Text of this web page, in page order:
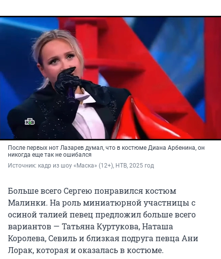
После первых нот Лазарев думал, что в костюме Диана Арбенина, он
никогда еще так не ошибался
Источник: кадр из шоу «Маска» (12+), НТВ, 2025 год
Больше всего Сергею понравился костюм
Малинки. На роль миниатюрной участницы с
осиной талией певец предложил больше всего
вариантов — Татьяна Куртукова, Наташа
Королева, Севиль и близкая подруга певца Ани
Лорак, которая и оказалась в костюме.